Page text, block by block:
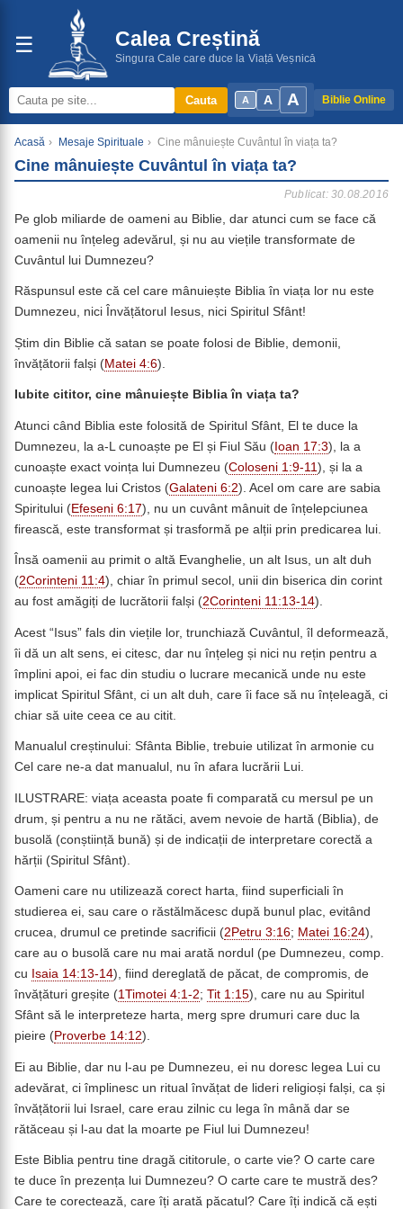
☰ Calea Creștină
Singura Cale care duce la Viață Veșnică
A A A Biblie Online
Cauta
Acasă › Mesaje Spirituale › Cine mânuiește Cuvântul în viața ta?
Cine mânuiește Cuvântul în viața ta?
Publicat: 30.08.2016
Pe glob miliarde de oameni au Biblie, dar atunci cum se face că
oamenii nu înțeleg adevărul, și nu au viețile transformate de
Cuvântul lui Dumnezeu?
Răspunsul este că cel care mânuiește Biblia în viața lor nu este
Dumnezeu, nici Învățătorul Iesus, nici Spiritul Sfânt!
Știm din Biblie că satan se poate folosi de Biblie, demonii,
învățătorii falși (Matei 4:6).
Iubite cititor, cine mânuiește Biblia în viața ta?
Atunci când Biblia este folosită de Spiritul Sfânt, El te duce la
Dumnezeu, la a-L cunoaște pe El și Fiul Său ( Ioan 17:3), la a
cunoaște exact voința lui Dumnezeu (Coloseni 1:9-11 ), și la a
cunoaște legea lui Cristos (Galateni 6:2). Acel om care are sabia
Spiritului (Efeseni 6:17), nu un cuvânt mânuit de înțelepciunea
firească, este transformat și trasformă pe alții prin predicarea lui.
Însă oamenii au primit o altă Evanghelie, un alt Isus, un alt duh
(2Corinteni 11:4), chiar în primul secol, unii din biserica din corint
au fost amăgiți de lucrătorii falși (2Corinteni 11:13-14).
Acest “Isus” fals din viețile lor, trunchiază Cuvântul, îl deformează,
îi dă un alt sens, ei citesc, dar nu înțeleg și nici nu rețin pentru a
împlini apoi, ei fac din studiu o lucrare mecanică unde nu este
implicat Spiritul Sfânt, ci un alt duh, care îi face să nu înțeleagă, ci
chiar să uite ceea ce au citit.
Manualul creștinului: Sfânta Biblie, trebuie utilizat în armonie cu
Cel care ne-a dat manualul, nu în afara lucrării Lui.
ILUSTRARE: viața aceasta poate fi comparată cu mersul pe un
drum, și pentru a nu ne rătăci, avem nevoie de hartă (Biblia), de
busolă (conștiință bună) și de indicații de interpretare corectă a
hărții (Spiritul Sfânt).
Oameni care nu utilizează corect harta, fiind superficiali în
studierea ei, sau care o răstălmăcesc după bunul plac, evitând
crucea, drumul ce pretinde sacrificii (2Petru 3:16; Matei 16:24),
care au o busolă care nu mai arată nordul (pe Dumnezeu, comp.
cu Isaia 14:13-14), fiind dereglată de păcat, de compromis, de
învățături greșite (1Timotei 4:1-2; Tit 1:15), care nu au Spiritul
Sfânt să le interpreteze harta, merg spre drumuri care duc la
pieire (Proverbe 14:12).
Ei au Biblie, dar nu l-au pe Dumnezeu, ei nu doresc legea Lui cu
adevărat, ci împlinesc un ritual învățat de lideri religioși falși, ca și
învățătorii lui Israel, care erau zilnic cu lega în mână dar se
rătăceau și l-au dat la moarte pe Fiul lui Dumnezeu!
Este Biblia pentru tine dragă cititorule, o carte vie? O carte care
te duce în prezența lui Dumnezeu? O carte care te mustră des?
Care te corectează, care îți arată păcatul? Care îți indică că ești